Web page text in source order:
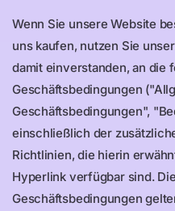
Wenn Sie unsere Website
uns kaufen, nutzen Sie
damit einverstanden, an die
Geschäftsbedingungen
Geschäftsbedingungen",
einschließlich der
Richtlinien, die hierin
Hyperlink verfügbar sind.
Geschäftsbedingungen